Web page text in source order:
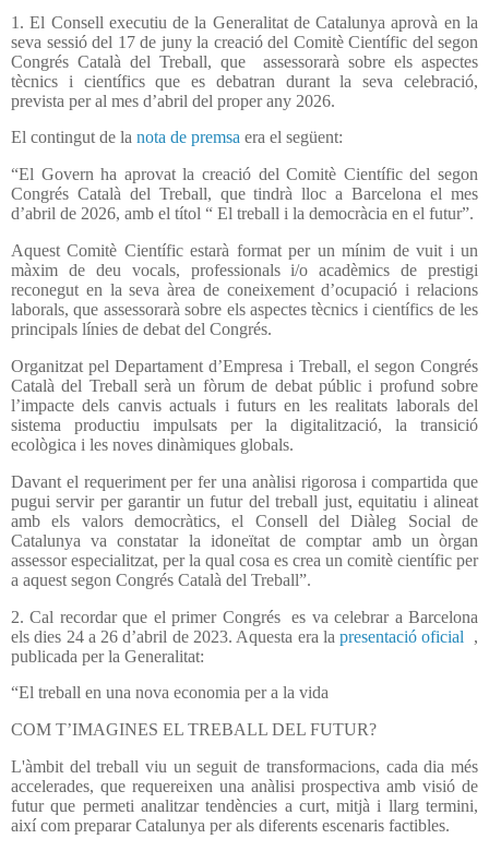
1. El Consell executiu de la Generalitat de Catalunya aprovà en la
seva sessió del 17 de juny la creació del Comitè Científic del segon
Congrés Català del Treball, que
assessorarà sobre els aspectes
tècnics i científics que es debatran durant la seva celebració,
prevista per al mes d’abril del proper any 2026.
El contingut de la nota de premsa era el següent:
“El Govern ha aprovat la creació del Comitè Científic del segon
Congrés Català del Treball, que tindrà lloc a Barcelona el mes
d’abril de 2026, amb el títol “ El treball i la democràcia en el futur”.
Aquest Comitè Científic estarà format per un mínim de vuit i un
màxim de deu vocals, professionals i/o acadèmics de prestigi
reconegut en la seva àrea de coneixement d’ocupació i relacions
laborals, que assessorarà sobre els aspectes tècnics i científics de les
principals línies de debat del Congrés.
Organitzat pel Departament d’Empresa i Treball, el segon Congrés
Català del Treball serà un fòrum de debat públic i profund sobre
l’impacte dels canvis actuals i futurs en les realitats laborals del
sistema productiu impulsats per la digitalització, la transició
ecològica i les noves dinàmiques globals.
Davant el requeriment per fer una anàlisi rigorosa i compartida que
pugui servir per garantir un futur del treball just, equitatiu i alineat
amb els valors democràtics, el Consell del Diàleg Social de
Catalunya va constatar la idoneïtat de comptar amb un òrgan
assessor especialitzat, per la qual cosa es crea un comitè científic per
a aquest segon Congrés Català del Treball”.
2. Cal recordar que el primer Congrés
es va celebrar a Barcelona
els dies 24 a 26 d’abril de 2023. Aquesta era lapresentació oficial
,
publicada per la Generalitat:
“El treball en una nova economia per a la vida
COM T’IMAGINES EL TREBALL DEL FUTUR?
L'àmbit del treball viu un seguit de transformacions, cada dia més
accelerades, que requereixen una anàlisi prospectiva amb visió de
futur que permeti analitzar tendències a curt, mitjà i llarg termini,
així com preparar Catalunya per als diferents escenaris factibles.